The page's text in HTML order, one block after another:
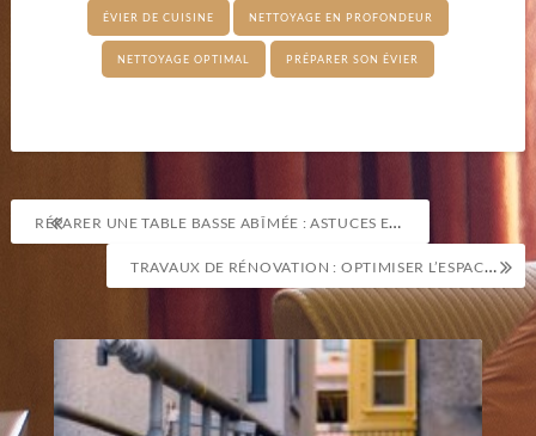
ÉVIER DE CUISINE NETTOYAGE EN PROFONDEUR
NETTOYAGE OPTIMAL PRÉPARER SON ÉVIER
Navigation
de
l’article
RÉPARER UNE TABLE BASSE ABÎMÉE : ASTUCES ET TECHNIQUES
TRAVAUX DE RÉNOVATION : OPTIMISER L’ESPACE DE VOS PLACARDS DE CUISINE